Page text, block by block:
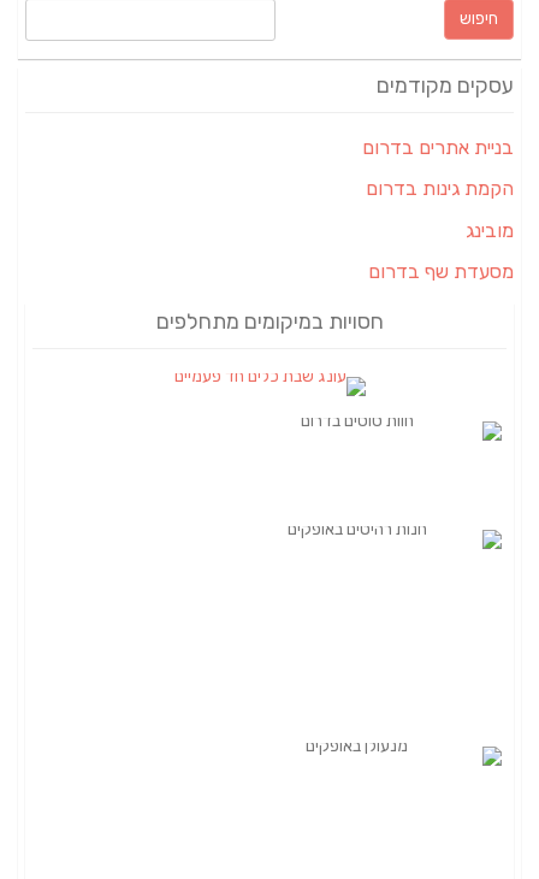
חיפוש:
עסקים מקודמים
בניית אתרים בדרום
הקמת גינות בדרום
מובינג
מסעדת שף בדרום
חסויות במיקומים מתחלפים